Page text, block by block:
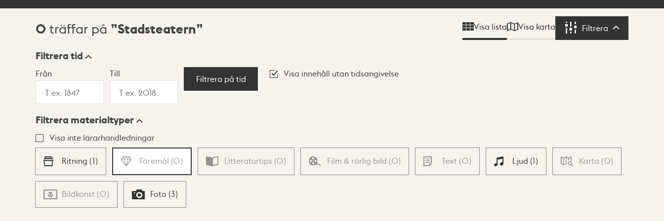
Sökresultat
0 träffar på Stadsteatern Visa lista Visa karta Filtrera Filtrera
Visningsläge
Lista Karta
Filtrera tid
Från Till
Filtrera på tid
Visa innehåll utan tidsangivelse
Filtrera materialtyper
Visa inte lärarhandledningar
Ritning (1) Föremål (0) Litteraturtips (0) Film & rörlig bild (0) Text (0) Ljud (1) Karta (0)
Bildkonst (0) Foto (3)